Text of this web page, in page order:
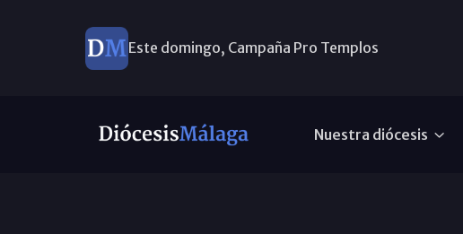
Este domingo, Campaña Pro Templos
Nuestra diócesis